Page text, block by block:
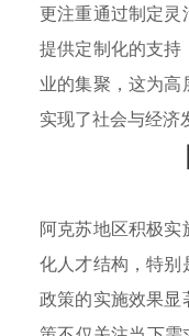
更注重通过制定
提供定制化的支
业的集聚，这为
实现了社会与经济
阿克苏地区积极实
化人才结构，特
政策的实施效果